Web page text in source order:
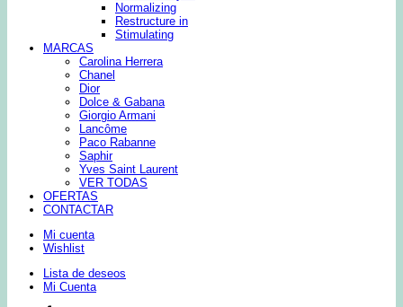
Normalizing
Restructure in
Stimulating
MARCAS
Carolina Herrera
Chanel
Dior
Dolce & Gabana
Giorgio Armani
Lancôme
Paco Rabanne
Saphir
Yves Saint Laurent
VER TODAS
OFERTAS
CONTACTAR
Mi cuenta
Wishlist
Lista de deseos
Mi Cuenta